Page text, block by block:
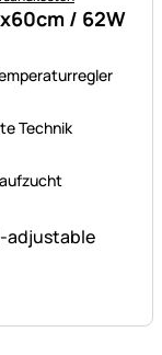
/ 62W
Technik